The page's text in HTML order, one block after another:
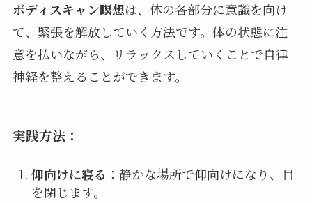
ボディスキャン瞑想は、体の各部分に意識を向け
て、緊張を解放していく方法です。体の状態に注
意を払いながら、リラックスしていくことで自律
神経を整えることができます。
実践方法：
仰向けに寝る ：静かな場所で仰向けになり、目
を閉じます。